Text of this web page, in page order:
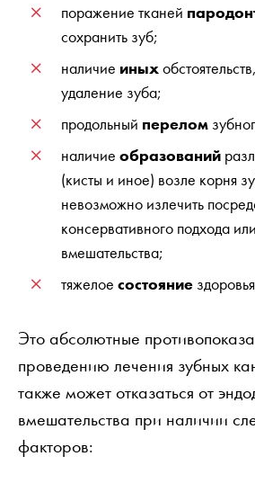
поражение тканей
сохранить зуб;
наличие иных
удаление зуба;
продольный перелом
наличие образований
(кисты и иное) возле корня
невозможно излечить
консервативного подхода
вмешательства;
тяжелое состояние
Это абсолютные
проведению лечения зубных
также может отказаться от
вмешательства при наличии
факторов: